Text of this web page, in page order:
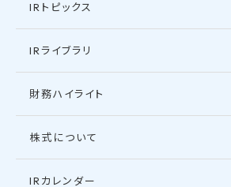
IRトピックス
IRライブラリ
財務ハイライト
株式について
IRカレンダー